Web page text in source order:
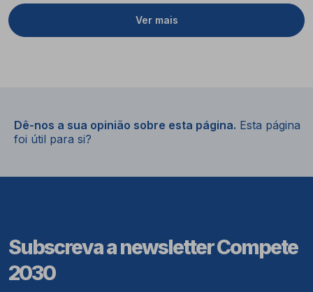
Ver mais
Dê-nos a sua opinião sobre esta página. Esta página
foi útil para si?
Subscreva a newsletter Compete
2030